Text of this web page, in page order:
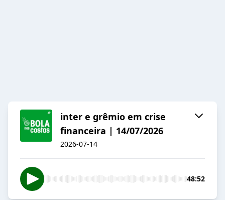
inter e grêmio em crise
financeira | 14/07/2026
2026-07-14
48:52